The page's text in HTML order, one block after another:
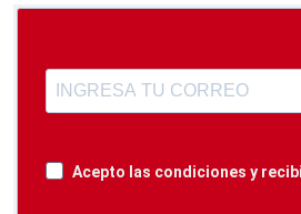
Acepto las condiciones y